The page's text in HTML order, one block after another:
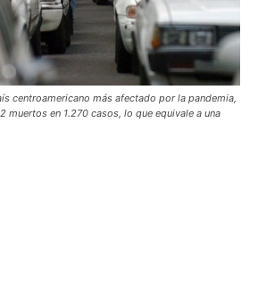
centroamericano más afectado por la pandemia,
muertos en 1.270 casos, lo que equivale a una